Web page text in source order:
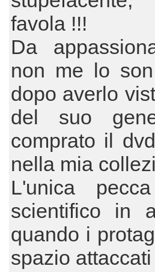
favola !!!
Da
non me lo
dopo averlo
del suo
comprato il
nella mia
L'unica
scientifico in
quando i
spazio